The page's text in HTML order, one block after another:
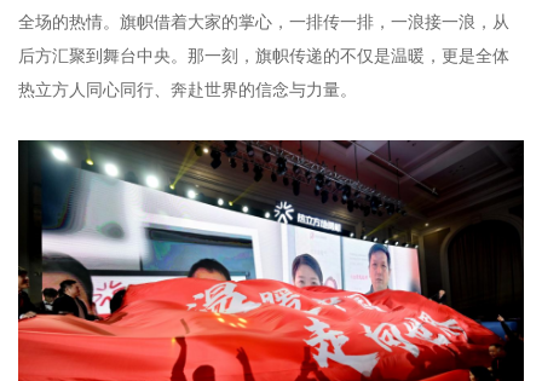
全场的热情。旗帜借着大家的掌心，一排传一排，一浪接一浪，从
后方汇聚到舞台中央。那一刻，旗帜传递的不仅是温暖，更是全体
热立方人同心同行、奔赴世界的信念与力量。